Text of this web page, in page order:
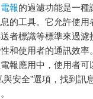
電報的過濾功能是一種
的工具。它允許使用
者標識等標準來過濾
和使用者的通訊效率。
電報應用中，使用者
與安全”選項，找到訊